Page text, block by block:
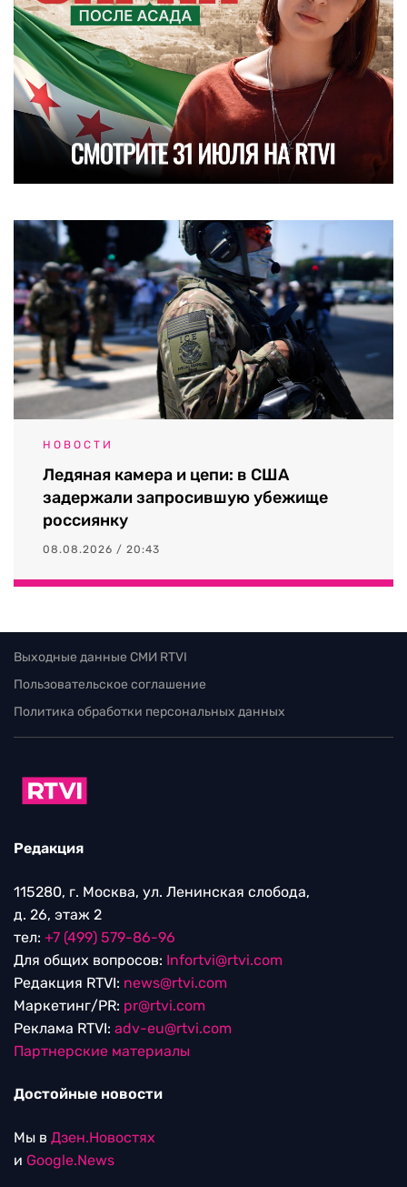
НОВОСТИ
Ледяная камера и цепи: в США
задержали запросившую убежище
россиянку
08.08.2026 / 20:43
Выходные данные СМИ RTVI
Пользовательское соглашение
Политика обработки персональных данных
Редакция
115280, г. Москва, ул. Ленинская слобода,
д. 26, этаж 2
тел: +7 (499) 579-86-96
Для общих вопросов: Infortvi@rtvi.com
Редакция RTVI: news@rtvi.com
Маркетинг/PR: pr@rtvi.com
Реклама RTVI: adv-eu@rtvi.com
Партнерские материалы
Достойные новости
Мы в Дзен.Новостях
и Google.News